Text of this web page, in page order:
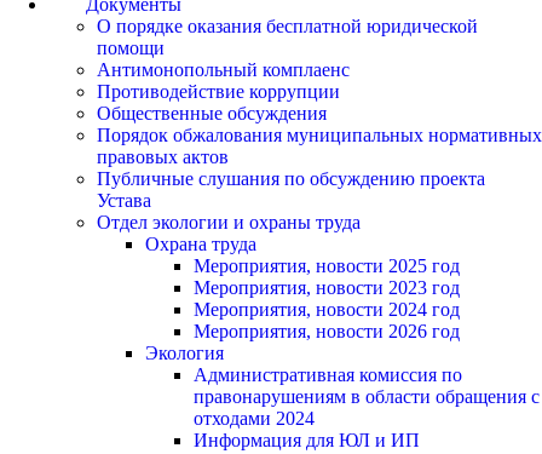
Документы
О порядке оказания бесплатной юридической
помощи
Антимонопольный комплаенс
Противодействие коррупции
Общественные обсуждения
Порядок обжалования муниципальных нормативных
правовых актов
Публичные слушания по обсуждению проекта
Устава
Отдел экологии и охраны труда
Охрана труда
Мероприятия, новости 2025 год
Мероприятия, новости 2023 год
Мероприятия, новости 2024 год
Мероприятия, новости 2026 год
Экология
Административная комиссия по
правонарушениям в области обращения с
отходами 2024
Информация для ЮЛ и ИП